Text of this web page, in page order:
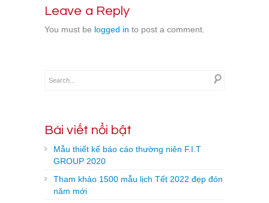
Leave a Reply
You must be logged in to post a comment.
Bài viết nổi bật
Mẫu thiết kế báo cáo thường niên F.I.T
GROUP 2020
Tham khảo 1500 mẫu lịch Tết 2022 đẹp đón
năm mới